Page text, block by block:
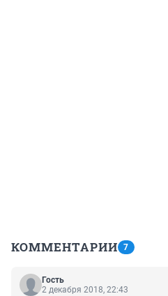
КОММЕНТАРИИ 7
Гость
2 декабря 2018, 22:43